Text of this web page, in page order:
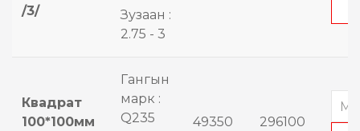
/3/
Зузаан :
2.75 - 3
Квадрат
100*100мм
Гангын
марк :
Q235
49350 296100